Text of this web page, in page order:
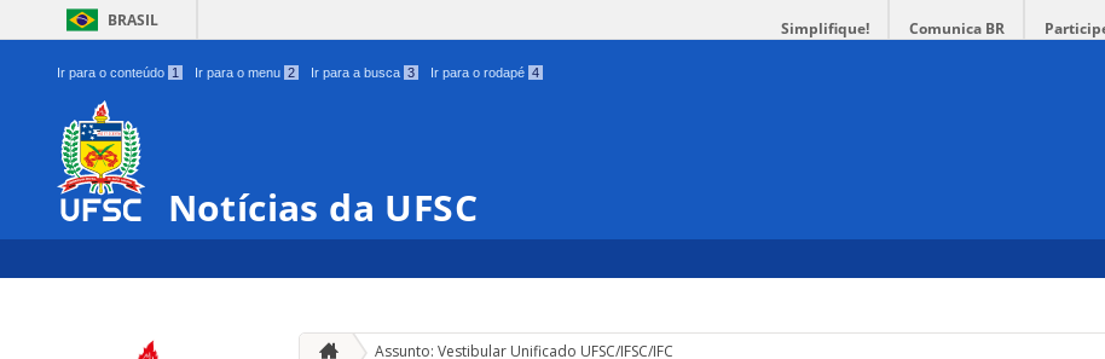
BRASIL Simplifique! Comunica BR
Ir para o conteúdo 1 Ir para o menu 2 Ir para a busca 3 Ir para o rodapé 4
Notícias da UFSC
Assunto: Vestibular Unificado UFSC/IFSC/IFC